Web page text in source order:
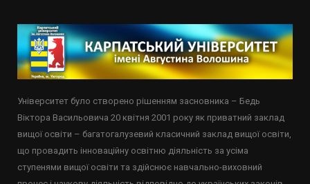
Університет було створено рішенням засновника – Бедь
Віктора Васильовича 20 квітня 2001 року як приватний заклад
вищої освіти – багатогалузевий класичний заклад вищої освіти,
що провадить інноваційну освітню діяльність за усіма
ступенями вищої освіти та здійснює навчально-виховний